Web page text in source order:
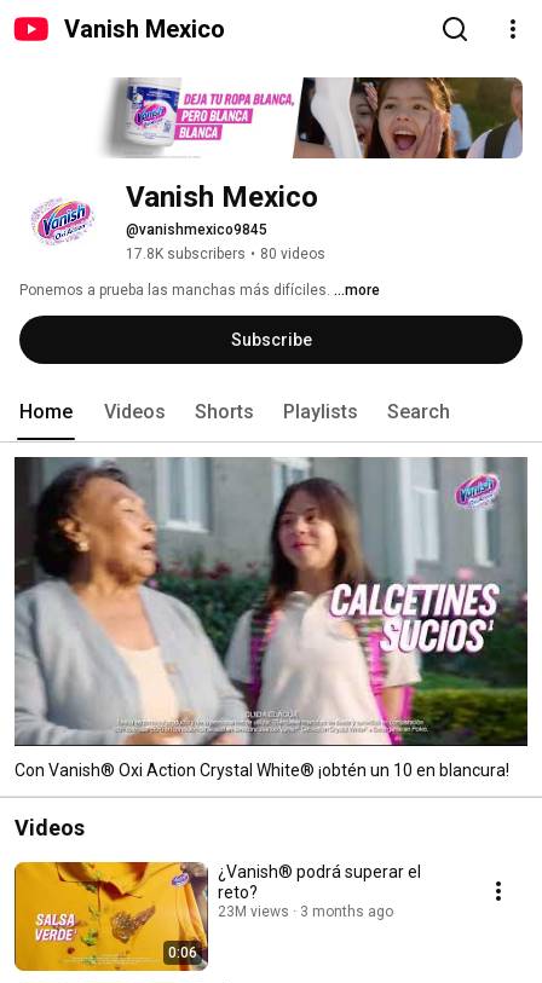
Vanish Mexico
Vanish Mexico
@vanishmexico9845
17.8K subscribers • 80 videos
Ponemos a prueba las manchas más difíciles. ...more
Subscribe
Home Videos Shorts Playlists Search
Con Vanish® Oxi Action Crystal White® ¡obtén un 10 en blancura!
Videos
0:06
¿Vanish® podrá superar el
reto?
23M views 3 months ago